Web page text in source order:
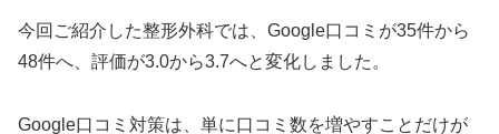
今回ご紹介した整形外科では、Google口コミが35件から
48件へ、評価が3.0から3.7へと変化しました。
Google口コミ対策は、単に口コミ数を増やすことだけが